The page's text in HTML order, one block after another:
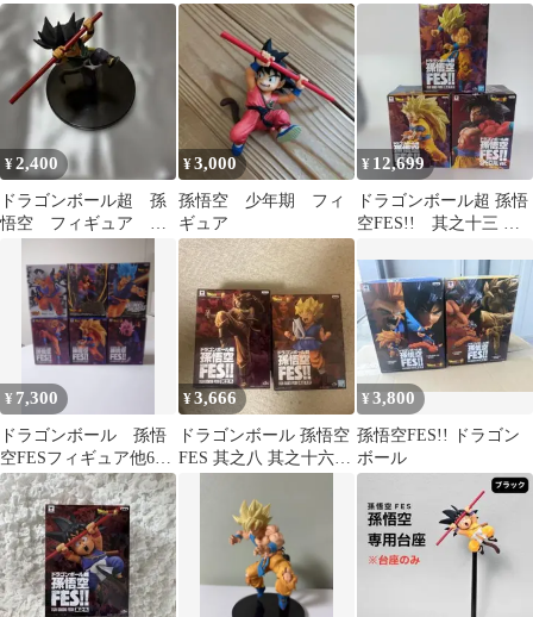
空FES‼︎ 其之四 少年期
悟空
ンボール超」 孫悟空
FES!! 其之四
¥2,400
ドラゴンボール超 孫
悟空 フィギュア 其
¥3,000
孫悟空 少年期 フィ
ギュア
¥ 12,699
ドラゴンボール超 孫悟
空FES!! 其之十三 超
ュア セット
¥ 7,300
ドラゴンボール 孫悟
空FESフィギュア他6体
セット
¥3,666
ドラゴンボール 孫悟空
FES 其之八 其之十六
¥3,800
孫悟空FES!! ドラゴン
ボール